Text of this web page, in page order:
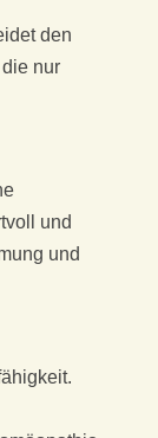
den
nur
und
und